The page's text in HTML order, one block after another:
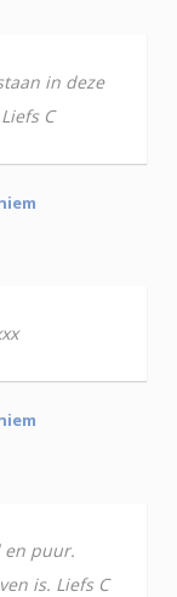
in deze
C
en puur.
is. Liefs C